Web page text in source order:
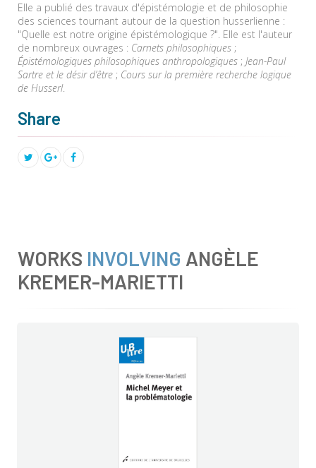
Elle a publié des travaux d'épistémologie et de philosophie
des sciences tournant autour de la question husserlienne :
"Quelle est notre origine épistémologique ?". Elle est l'auteur
de nombreux ouvrages : Carnets philosophiques ;
Épistémologiques philosophiques anthropologiques ; Jean-Paul
Sartre et le désir d’être ; Cours sur la première recherche logique
de Husserl.
Share
WORKS INVOLVING ANGÈLE
KREMER-MARIETTI